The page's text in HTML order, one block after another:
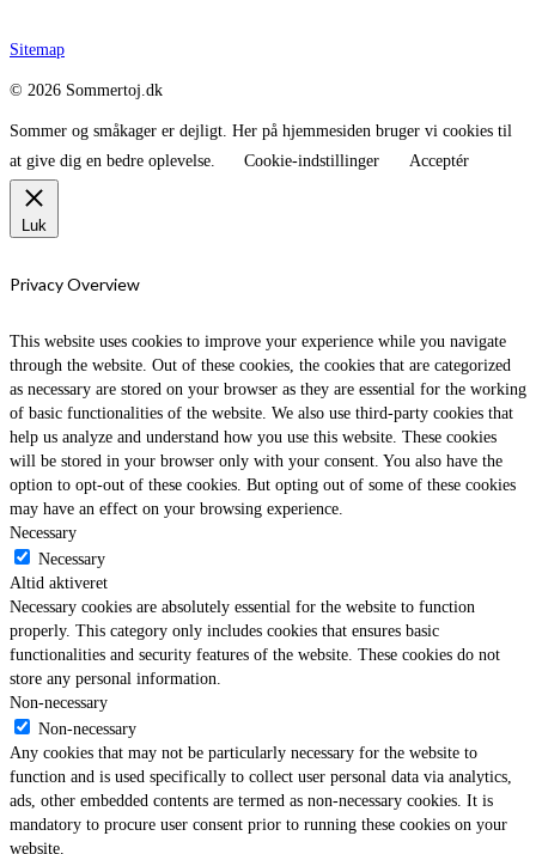
Sitemap
© 2026 Sommertoj.dk
Sommer og småkager er dejligt. Her på hjemmesiden bruger vi cookies til
at give dig en bedre oplevelse.
Cookie-indstillinger Acceptér
Luk
Privacy Overview
This website uses cookies to improve your experience while you navigate
through the website. Out of these cookies, the cookies that are categorized
as necessary are stored on your browser as they are essential for the working
of basic functionalities of the website. We also use third-party cookies that
help us analyze and understand how you use this website. These cookies
will be stored in your browser only with your consent. You also have the
option to opt-out of these cookies. But opting out of some of these cookies
may have an effect on your browsing experience.
Necessary
Necessary
Altid aktiveret
Necessary cookies are absolutely essential for the website to function
properly. This category only includes cookies that ensures basic
functionalities and security features of the website. These cookies do not
store any personal information.
Non-necessary
Non-necessary
Any cookies that may not be particularly necessary for the website to
function and is used specifically to collect user personal data via analytics,
ads, other embedded contents are termed as non-necessary cookies. It is
mandatory to procure user consent prior to running these cookies on your
website.